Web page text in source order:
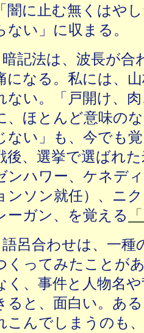
「闇に止む無くはや
ない」に収まる。
暗記法は、波長が合
になる。私には、
ない。「戸開け、
、ほとんど意味の
ない」も、今でも
後、選挙で選ばれ
ンハワー、ケネデ
ンソン就任）、ニ
ーガン、を覚える
語呂合わせは、一種
くってみたことが
く、事件と人物名
ると、面白い。あ
こんでしまうのも